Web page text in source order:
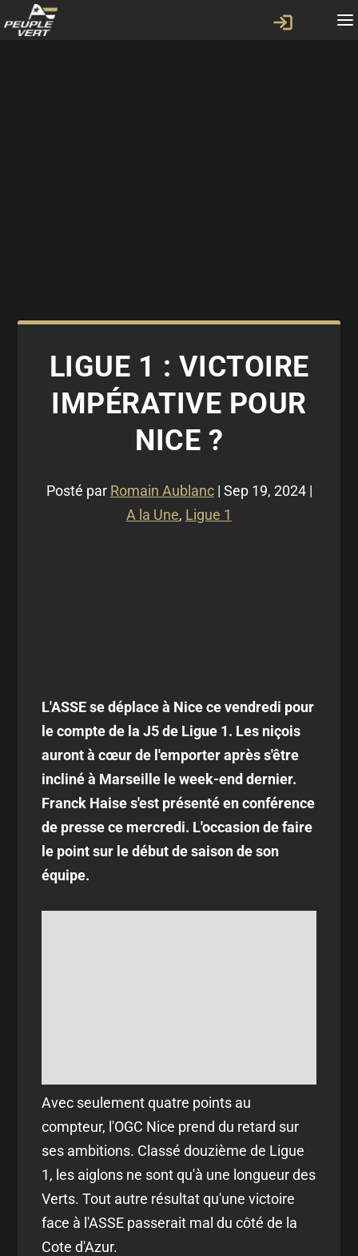
LIGUE 1 : VICTOIRE
IMPÉRATIVE POUR
NICE ?
Posté par Romain Aublanc| Sep 19, 2024|
A la Une, Ligue 1
L'ASSE se déplace à Nice ce vendredi pour
le compte de la J5 de Ligue 1. Les niçois
auront à cœur de l'emporter après s'être
incliné à Marseille le week-end dernier.
Franck Haise s'est présenté en conférence
de presse ce mercredi. L'occasion de faire
le point sur le début de saison de son
équipe.
Avec seulement quatre points au
compteur, l'OGC Nice prend du retard sur
ses ambitions. Classé douzième de Ligue
1, les aiglons ne sont qu'à une longueur des
Verts. Tout autre résultat qu'une victoire
face à l'ASSE passerait mal du côté de la
Cote d'Azur.